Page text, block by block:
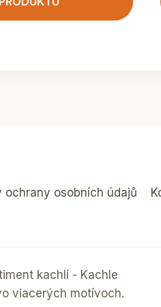
ochrany osobních údajů
kachlí - Kachle
viacerých motívoch.